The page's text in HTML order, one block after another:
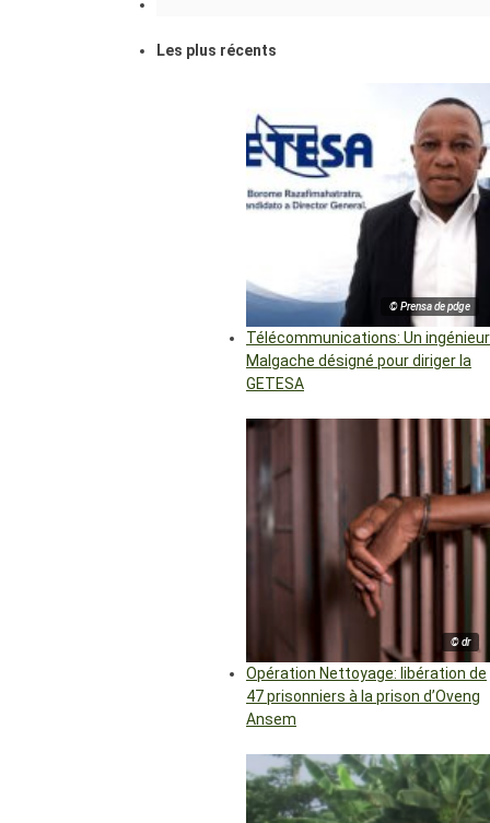
Les plus récents
© Prensa de pdge
Télécommunications: Un ingénieur
Malgache désigné pour diriger la
GETESA
© dr
Opération Nettoyage: libération de
47 prisonniers à la prison d’Oveng
Ansem